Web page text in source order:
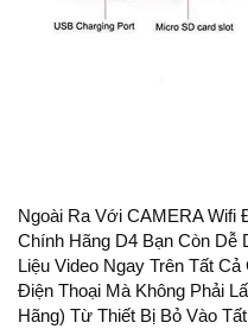
Ngoài Ra Với CAMERA Wifi
Chính Hãng D4 Bạn Còn
Liệu Video Ngay Trên Tất
Điện Thoại Mà Không Phải
Hãng) Từ Thiết Bị Bỏ Vào